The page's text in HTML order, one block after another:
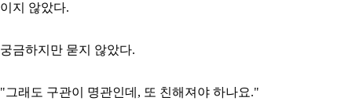
이지 않았다.
궁금하지만 묻지 않았다.
"그래도 구관이 명관인데, 또 친해져야 하나요."